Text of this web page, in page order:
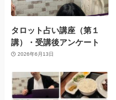
タロット占い講座（第１
講）・受講後アンケート
2026年6月13日